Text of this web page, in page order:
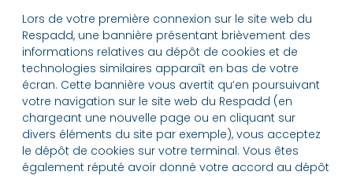
Lors de votre première connexion sur le site web du
Respadd, une bannière présentant brièvement des
informations relatives au dépôt de cookies et de
technologies similaires apparaît en bas de votre
écran. Cette bannière vous avertit qu’en poursuivant
votre navigation sur le site web du Respadd (en
chargeant une nouvelle page ou en cliquant sur
divers éléments du site par exemple), vous acceptez
le dépôt de cookies sur votre terminal. Vous êtes
également réputé avoir donné votre accord au dépôt